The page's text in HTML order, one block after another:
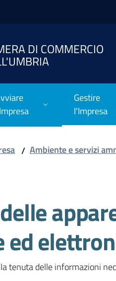
DI COMMERCIO
Gestire
l'Impresa
/ Ambiente e servizi
tenuta delle informazioni